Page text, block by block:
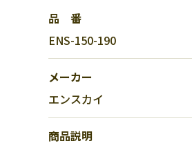
品 番
ENS-150-190
メーカー
エンスカイ
商品説明